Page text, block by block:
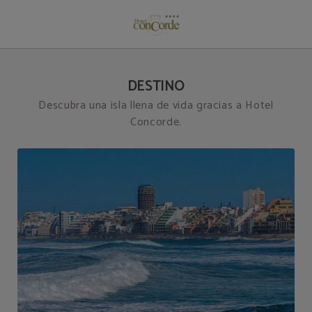
DESTINO
Descubra una isla llena de vida gracias a Hotel
Concorde.